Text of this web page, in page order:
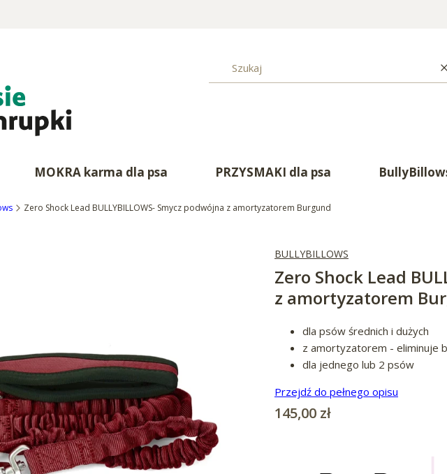
MOKRA karma dla psa PRZYSMAKI dla psa
Zero Shock Lead BULLYBILLOWS- Smycz podwójna z amortyzatorem Burgund
BULLYBILLOWS
Zero Shock Lead
z amortyzatorem
dla psów średnich i dużych
z amortyzatorem - eliminuje
dla jednego lub 2 psów
Przejdź do pełnego opisu
Cena
145,00 zł